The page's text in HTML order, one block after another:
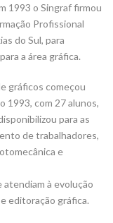
1993 o Singraf firmou
Profissional
do Sul, para
a área gráfica.
gráficos começou
1993, com 27 alunos,
para as
de trabalhadores,
e
à evolução
editoração gráfica.